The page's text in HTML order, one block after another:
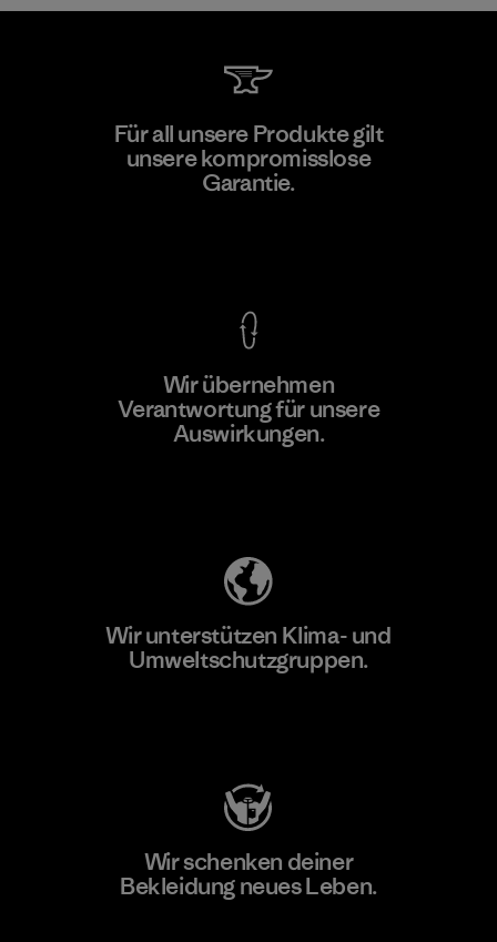
Mehr dazu
Vertical Knits S.A. de C.V.
Factory
Für all unsere Produkte gilt
unsere kompromisslose
Garantie.
Wir übernehmen
Verantwortung für unsere
Auswirkungen.
Wir unterstützen Klima- und
Umweltschutzgruppen.
Wir schenken deiner
Bekleidung neues Leben.